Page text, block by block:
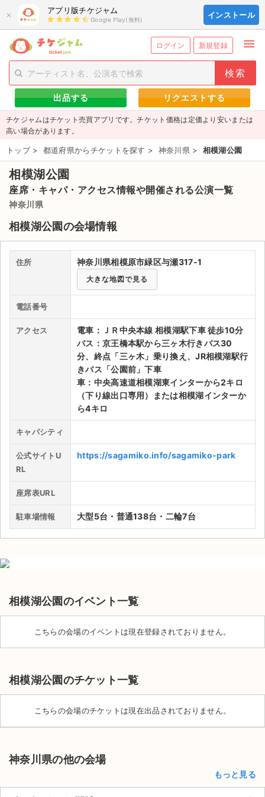
× アプリ版チケジャム
Google Play(無料) インストール
ログイン 新規登録 menu
person_add 新規会員登録 exit_to_app ログイン
チケットを探す
新着チケット
値下げしたチケット
都道府県からチケットを探す
もうすぐ開催のチケット
チケットのリクエスト一覧
取扱チケット
ライブ・コンサート（国内）
ライブ・コンサート（海外）
イベント
演劇・ミュージカル
AIに質問する
よくある質問
出品する リクエストする
チケジャムはチケット売買アプリです。チケット価格は定価より安いまたは
高い場合があります。
トップ > 都道府県からチケットを探す > 神奈川県 > 相模湖公園
相模湖公園
座席・キャパ・アクセス情報や開催される公演一覧
神奈川県
相模湖公園の会場情報
住所 神奈川県相模原市緑区与瀬317-1
大きな地図で見る
電話番号
アクセス
電車：ＪＲ中央本線 相模湖駅下車 徒歩10分
バス：京王橋本駅から三ヶ木行きバス30
分、終点「三ヶ木」乗り換え、JR相模湖駅行
きバス「公園前」下車
車：中央高速道相模湖東インターから2キロ
（下り線出口専用）または相模湖インターか
ら4キロ
キャパシティ
公式サイトU
RL
https://sagamiko.info/sagamiko-park
座席表URL
駐車場情報 大型5台・普通138台・二輪7台
相模湖公園のイベント一覧
こちらの会場のイベントは現在登録されておりません。
相模湖公園のチケット一覧
こちらの会場のチケットは現在出品されておりません。
神奈川県の他の会場
もっと見る